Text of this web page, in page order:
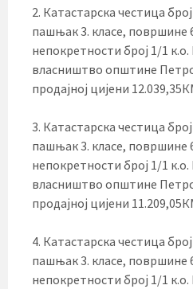
2. Катастарска честица
пашњак 3. класе, површине
непокретности број 1/1 к.о.
власништво општине
продајној цијени
3. Катастарска честица
пашњак 3. класе, површине
непокретности број 1/1 к.о.
власништво општине
продајној цијени
4. Катастарска честица
пашњак 3. класе, површине
непокретности број 1/1 к.о.